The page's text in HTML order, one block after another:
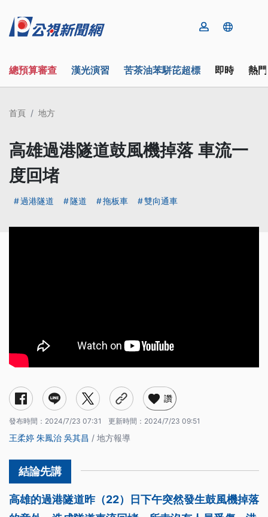
總預算審查 漢光演習 苦茶油苯駢芘超標 即時 熱
首頁 地方
高雄過港隧道鼓風機掉落 車流一
度回堵
過港隧道 隧道 拖板車 雙向通車
讚
發布時間： 2024/7/23 07:31 更新時間： 2024/7/23 09:51
王柔婷 朱鳳治 吳其昌 / 地方報導
高雄的過港隧道昨（22）日下午突然發生鼓風機掉落